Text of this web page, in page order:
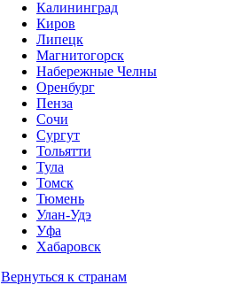
Калининград
Киров
Липецк
Магнитогорск
Набережные Челны
Оренбург
Пенза
Сочи
Сургут
Тольятти
Тула
Томск
Тюмень
Улан-Удэ
Уфа
Хабаровск
Вернуться к странам